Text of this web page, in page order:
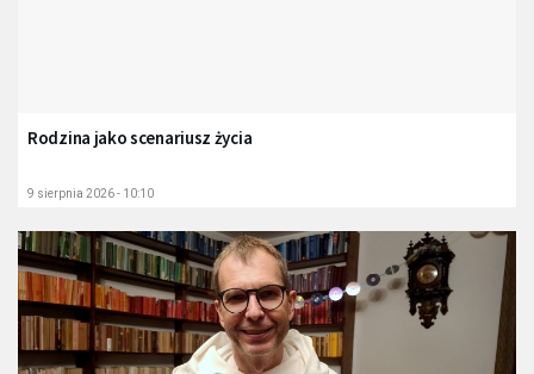
Rodzina jako scenariusz życia
9 sierpnia 2026 - 10:10